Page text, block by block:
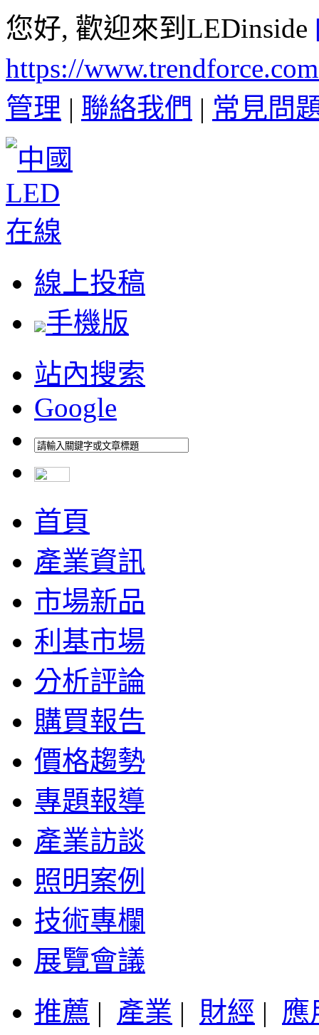
您好, 歡迎來到LEDinside
https://
管理 | 聯絡我們 | 常見問
線上投稿
手機版
站內搜索
Google
首頁
產業資訊
市場新品
利基市場
分析評論
購買報告
價格趨勢
專題報導
產業訪談
照明案例
技術專欄
展覽會議
推薦 | 產業 | 財經 | 應